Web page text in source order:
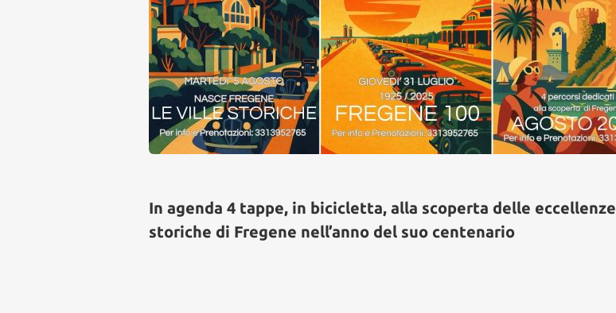
In agenda 4 tappe, in bicicletta, alla scoperta delle eccellenze
storiche di Fregene nell’anno del suo centenario